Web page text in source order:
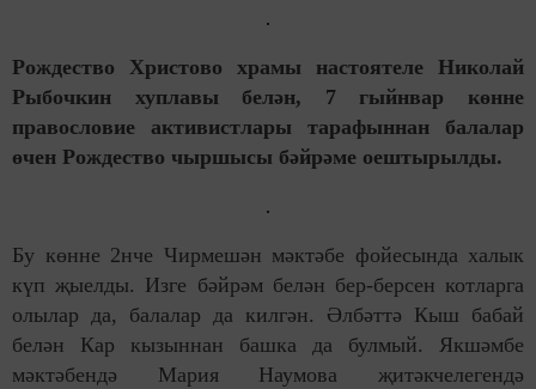
Рождество Христово храмы настоятеле Николай
Рыбочкин хуплавы белән, 7 гыйнвар көнне
правословие активистлары тарафыннан балалар
өчен Рождество чыршысы бәйрәме оештырылды.
Бу көнне 2нче Чирмешән мәктәбе фойесында халык
күп җыелды. Изге бәйрәм белән бер-берсен котларга
олылар да, балалар да килгән. Әлбәттә Кыш бабай
белән Кар кызыннан башка да булмый. Якшәмбе
мәктәбендә Мария Наумова җитәкчелегендә